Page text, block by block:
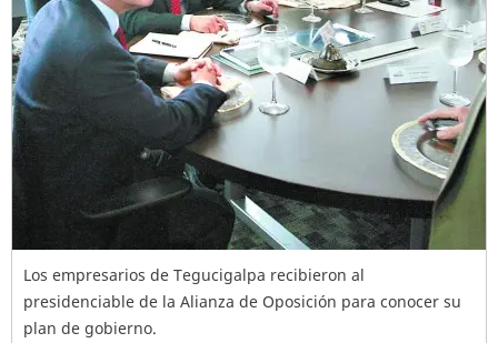
Los empresarios de Tegucigalpa recibieron al
presidenciable de la Alianza de Oposición para conocer su
plan de gobierno.